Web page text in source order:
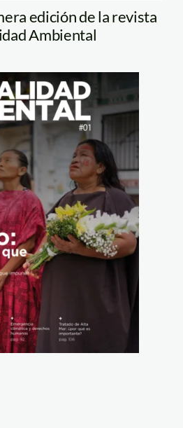
edición de la revista
Ambiental